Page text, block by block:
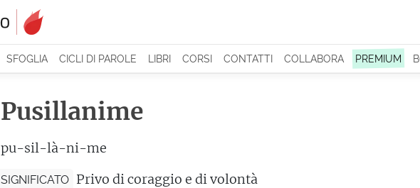
SFOGLIA CICLI DI PAROLE LIBRI CORSI CONTATTI COLLABORA PREMIUM
Pusillanime
pu-sil-là-ni-me
SIGNIFICATO Privo di coraggio e di volontà